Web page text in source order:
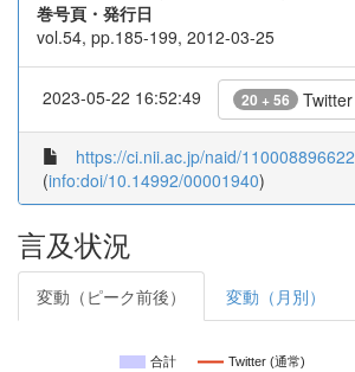
巻号頁・発行日
vol.54, pp.185-199, 2012-03-25
2023-05-22 16:52:49 20 + 56 Twitter
https://ci.nii.ac.jp/naid/110008896622
(info:doi/10.14992/00001940)
言及状況
変動（ピーク前後） 変動（月別）
合計 Twitter (通常)